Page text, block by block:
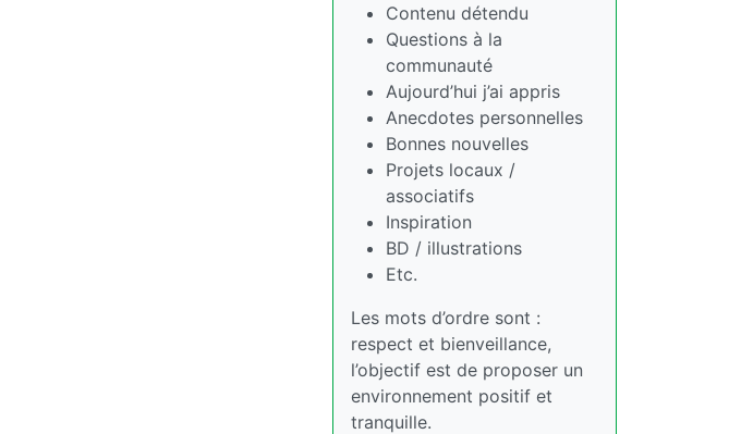
Contenu détendu
Questions à la
communauté
Aujourd’hui j’ai appris
Anecdotes personnelles
Bonnes nouvelles
Projets locaux /
associatifs
Inspiration
BD / illustrations
Etc.
Les mots d’ordre sont :
respect et bienveillance,
l’objectif est de proposer un
environnement positif et
tranquille.